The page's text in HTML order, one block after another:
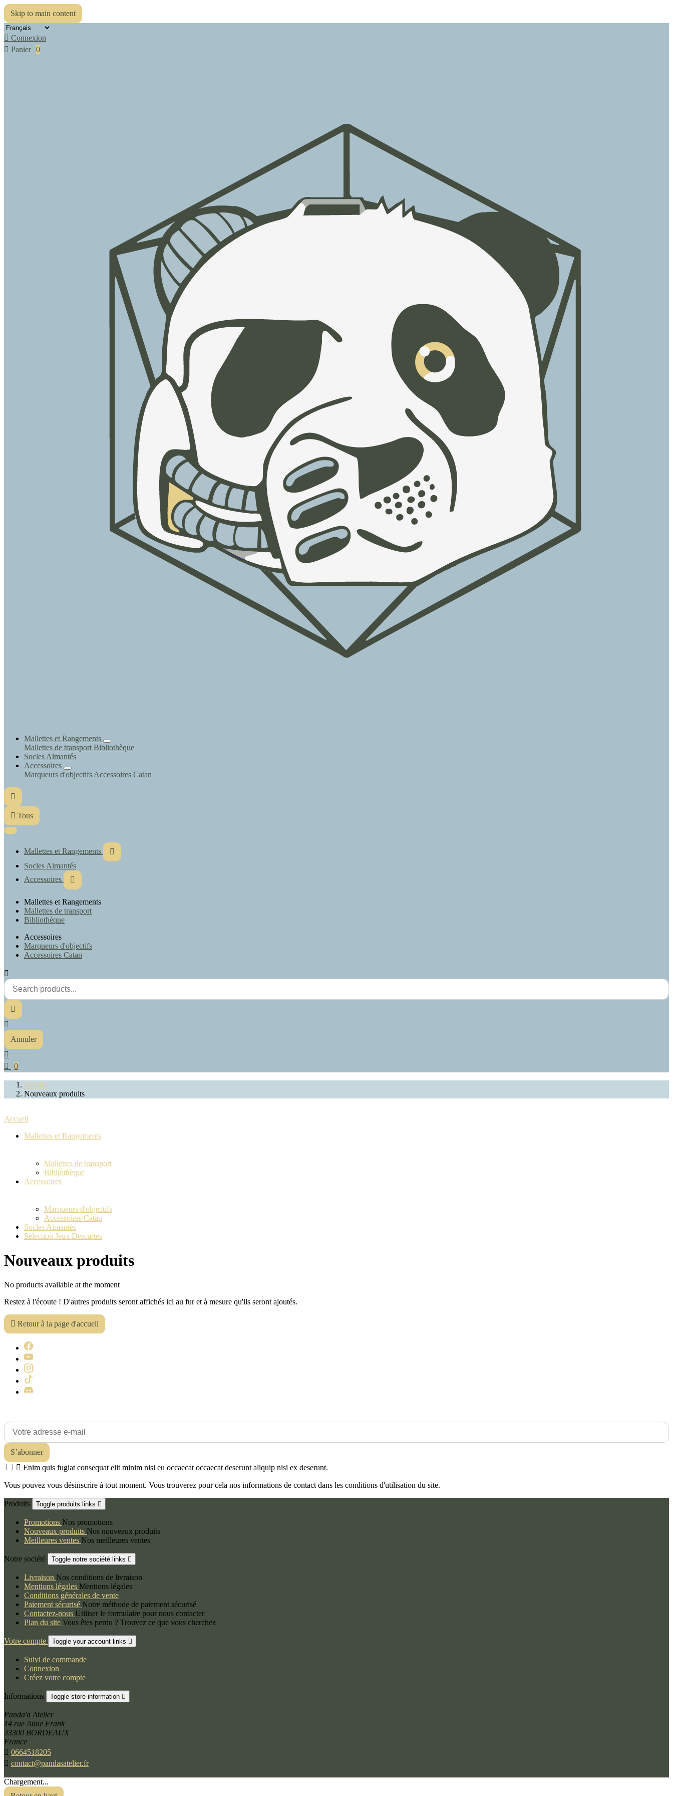
Skip to main content
 Connexion
 Panier 0
Mallettes et Rangements
Mallettes de transport Bibliothèque
Socles Aimantés
Accessoires
Marqueurs d'objectifs Accessoires Catan

 Tous
Mallettes et Rangements

Socles Aimantés
Accessoires

Mallettes et Rangements
Mallettes de transport
Bibliothèque
Accessoires
Marqueurs d'objectifs
Accessoires Catan



Annuler


0
Accueil
Nouveaux produits
Accueil
Mallettes et Rangements
Mallettes de transport
Bibliothèque
Accessoires
Marqueurs d'objectifs
Accessoires Catan
Socles Aimantés
Sélection Jeux Descartes
Nouveaux produits
No products available at the moment
Restez à l'écoute ! D'autres produits seront affichés ici au fur et à mesure qu'ils seront ajoutés.
 Retour à la page d'accueil
 Enim quis fugiat consequat elit minim nisi eu occaecat occaecat deserunt aliquip nisi ex deserunt.
Vous pouvez vous désinscrire à tout moment. Vous trouverez pour cela nos informations de contact dans les conditions d'utilisation du site.
Produits Toggle produits links 
Promotions Nos promotions
Nouveaux produits Nos nouveaux produits
Meilleures ventes Nos meilleures ventes
Notre société Toggle notre société links 
Livraison Nos conditions de livraison
Mentions légales Mentions légales
Conditions générales de vente
Paiement sécurisé Notre méthode de paiement sécurisé
Contactez-nous Utiliser le formulaire pour nous contacter
Plan du site Vous êtes perdu ? Trouvez ce que vous cherchez
Votre compte Toggle your account links 
Suivi de commande
Connexion
Créez votre compte
Informations Toggle store information 
Panda'a Atelier
14 rue Anne Frank
33300 BORDEAUX
France
 0664518205
 contact@pandasatelier.fr
Chargement...